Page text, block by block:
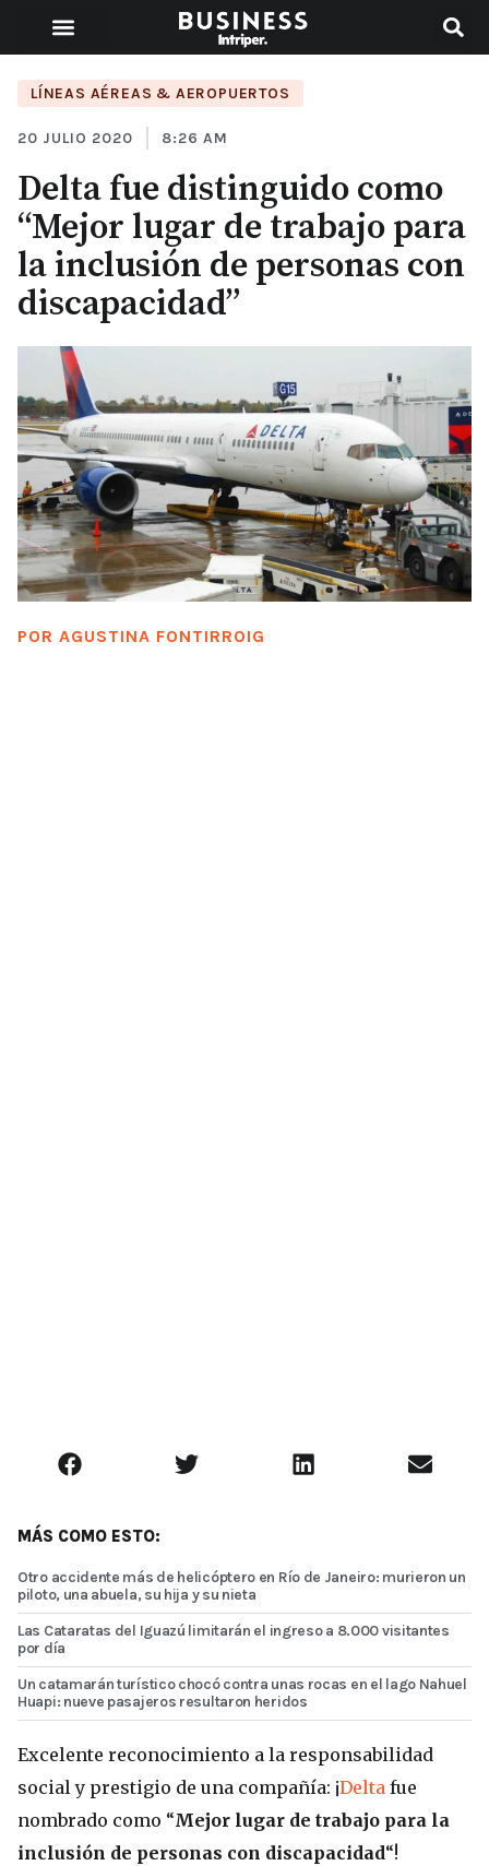
LÍNEAS AÉREAS & AEROPUERTOS
20 JULIO 2020 8:26 AM
Delta fue distinguido como
“Mejor lugar de trabajo para
la inclusión de personas con
discapacidad”
POR AGUSTINA FONTIRROIG
MÁS COMO ESTO:
Otro accidente más de helicóptero en Río de Janeiro: murieron un
piloto, una abuela, su hija y su nieta
Las Cataratas del Iguazú limitarán el ingreso a 8.000 visitantes
por día
Un catamarán turístico chocó contra unas rocas en el lago Nahuel
Huapi: nueve pasajeros resultaron heridos
Excelente reconocimiento a la responsabilidad
social y prestigio de una compañía: ¡Delta fue
nombrado como “Mejor lugar de trabajo para la
inclusión de personas con discapacidad“!